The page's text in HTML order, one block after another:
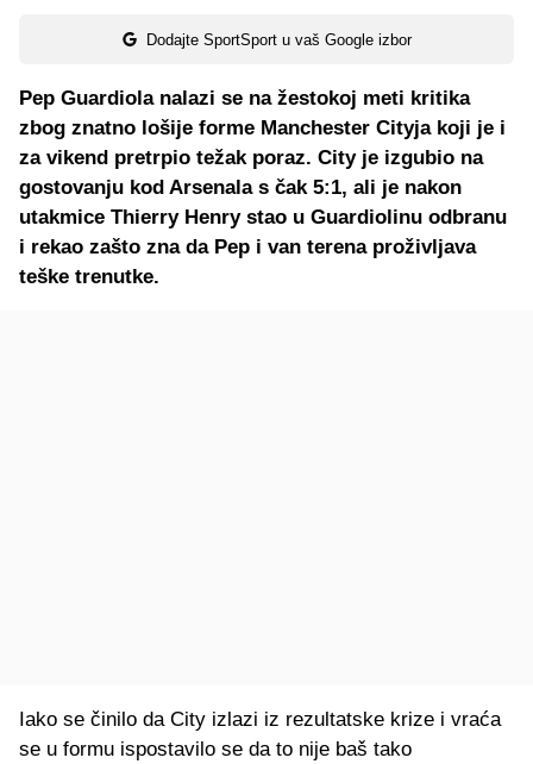
Dodajte SportSport u vaš Google izbor
Pep Guardiola nalazi se na žestokoj meti kritika
zbog znatno lošije forme Manchester Cityja koji je i
za vikend pretrpio težak poraz. City je izgubio na
gostovanju kod Arsenala s čak 5:1, ali je nakon
utakmice Thierry Henry stao u Guardiolinu odbranu
i rekao zašto zna da Pep i van terena proživljava
teške trenutke.
Iako se činilo da City izlazi iz rezultatske krize i vraća
se u formu ispostavilo se da to nije baš tako